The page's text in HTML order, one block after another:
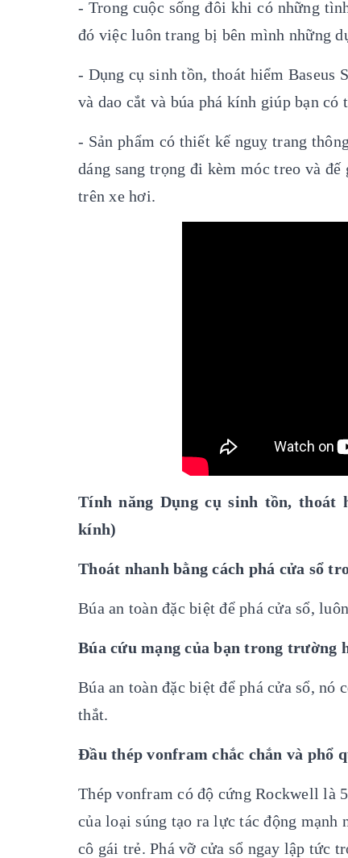
- Trong cuộc sống đôi khi có những
đó việc luôn trang bị bên mình những
- Dụng cụ sinh tồn, thoát hiểm Baseus
và dao cắt và búa phá kính giúp bạn
- Sản phẩm có thiết kế nguỵ trang
dáng sang trọng đi kèm móc treo và
trên xe hơi.
Tính năng Dụng cụ sinh tồn, thoát
kính)
Thoát nhanh bằng cách phá cửa sổ
Búa an toàn đặc biệt để phá cửa sổ,
Búa cứu mạng của bạn trong trường
Búa an toàn đặc biệt để phá cửa sổ, nó
thắt.
Đầu thép vonfram chắc chắn và phổ
Thép vonfram có độ cứng Rockwell là
của loại súng tạo ra lực tác động
cô gái trẻ. Phá vỡ cửa sổ ngay lập tức